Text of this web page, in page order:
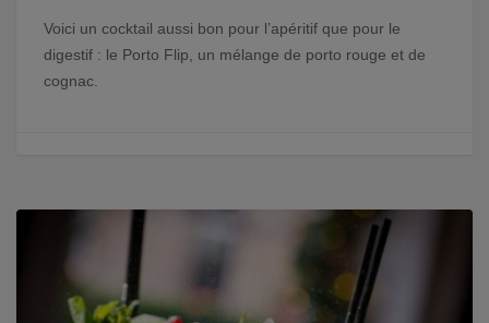
Voici un cocktail aussi bon pour l’apéritif que pour le
digestif : le Porto Flip, un mélange de porto rouge et de
cognac.